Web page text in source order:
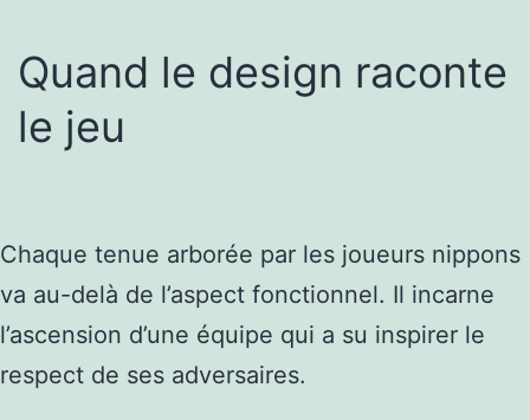
Quand le design raconte
le jeu
Chaque tenue arborée par les joueurs nippons
va au-delà de l’aspect fonctionnel. Il incarne
l’ascension d’une équipe qui a su inspirer le
respect de ses adversaires.